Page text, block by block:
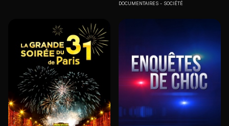
DOCUMENTAIRES SOCIÉTÉ